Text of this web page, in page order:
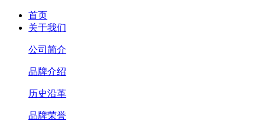
首页
关于我们
公司简介
品牌介绍
历史沿革
品牌荣誉